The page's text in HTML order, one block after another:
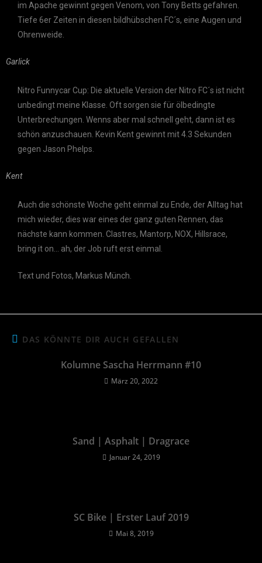
im Apache gewinnt gegen Venom, von Tony Betts gefahren.
Tiefe 6er Zeiten in diesen bildhübschen FC´s, eine Augen und
Ohrenweide.
Garlick
Nitro Funnycar Cup: Die aktuelle Version der Nitro FC´s ist nicht
unbedingt meine Klasse. Oft sorgen sie für ölbedingte
Unterbrechungen. Wenns aber mal schnell geht, dann ist es
schön anzuschauen. Kevin Kent gewinnt mit 4.3 Sekunden
gegen Jason Phelps.
Kent
Auch die schönste Woche geht einmal zu Ende, der Alltag hat
mich wieder, dies war eines der ganz guten Rennen, das
nächste kann kommen. Clastres, Mantorp, NOX, Hillsrace,
bring it on… ah, der Job ruft erst einmal.
Text und Fotos, Markus Münch.
DAS KÖNNTE DIR AUCH GEFALLEN
Kolumne Sascha Herrmann #10
März 20, 2022
Sand | Asphalt | Dragrace
Januar 24, 2019
SC Bike | Erster Lauf 2019
Mai 8, 2019